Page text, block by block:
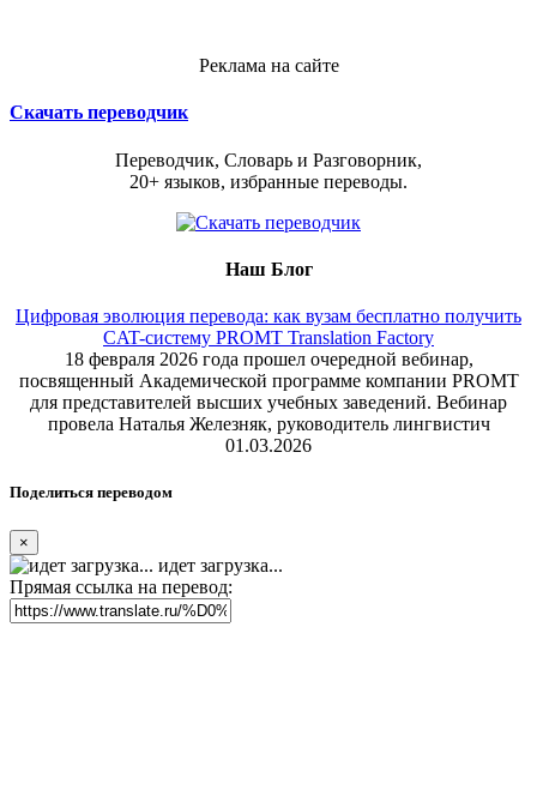
Реклама на сайте
Скачать переводчик
Переводчик, Словарь и Разговорник,
20+ языков, избранные переводы.
Наш Блог
Цифровая эволюция перевода: как вузам бесплатно получить
CAT-систему PROMT Translation Factory
18 февраля 2026 года прошел очередной вебинар,
посвященный Академической программе компании PROMT
для представителей высших учебных заведений. Вебинар
провела Наталья Железняк, руководитель лингвистич
01.03.2026
Поделиться переводом
×
идет загрузка...
Прямая ссылка на перевод: